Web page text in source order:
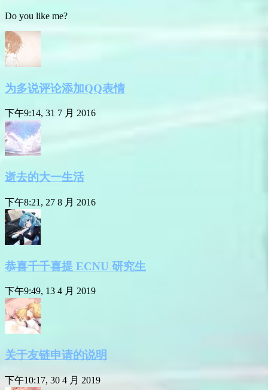
Do you like me?
为多说评论添加QQ表情
下午9:14, 31 7 月 2016
逝去的大一生活
下午8:21, 27 8 月 2016
恭喜千千喜提 ECNU 研究生
下午9:49, 13 4 月 2019
关于友链申请的说明
下午10:17, 30 4 月 2019